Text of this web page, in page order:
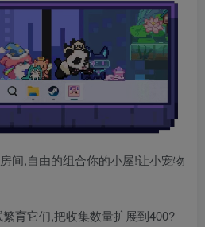
间,自由的组合你的小屋!让小宠物
育它们,把收集数量扩展到400?